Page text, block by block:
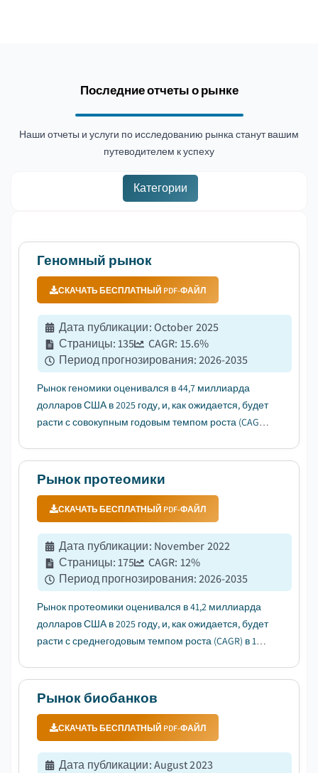
Последние отчеты о рынке
Наши отчеты и услуги по исследованию рынка станут вашим
путеводителем к успеху
Категории
Геномный рынок
СКАЧАТЬ БЕСПЛАТНЫЙ PDF-ФАЙЛ
Дата публикации:October 2025
Страницы:135 CAGR: 15.6%
Период прогнозирования:2026-2035
Рынок геномики оценивался в 44,7 миллиарда
долларов США в 2025 году, и, как ожидается, будет
расти с совокупным годовым темпом роста (CAGR)
генетических и хронических заболеваний....
Рынок протеомики
СКАЧАТЬ БЕСПЛАТНЫЙ PDF-ФАЙЛ
Дата публикации: November 2022
Страницы:175 CAGR: 12%
Период прогнозирования:2026-2035
Рынок протеомики оценивался в 41,2 миллиарда
долларов США в 2025 году, и, как ожидается, будет
расти с среднегодовым темпом роста (CAGR) в 12%
сложных заболеваний....
Рынок биобанков
СКАЧАТЬ БЕСПЛАТНЫЙ PDF-ФАЙЛ
Дата публикации:August 2023